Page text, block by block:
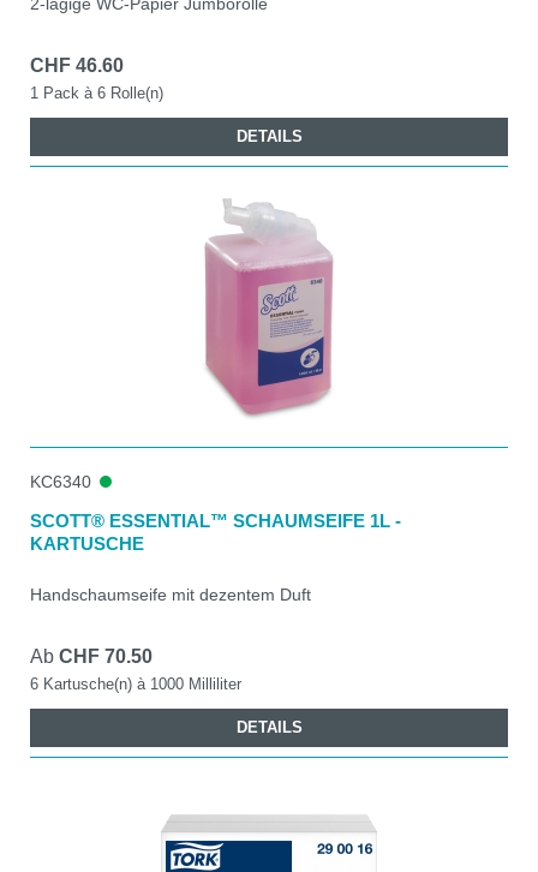
2-lagige WC-Papier Jumborolle
CHF 46.60
1 Pack à 6 Rolle(n)
DETAILS
KC6340
SCOTT® ESSENTIAL™ SCHAUMSEIFE 1L -
KARTUSCHE
Handschaumseife mit dezentem Duft
Ab CHF 70.50
6 Kartusche(n) à 1000 Milliliter
DETAILS